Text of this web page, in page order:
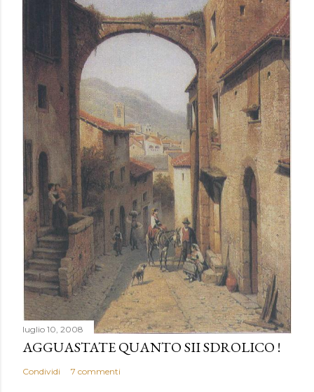
luglio 10, 2008
AGGUASTATE QUANTO SII SDROLICO !
Condividi 7 commenti